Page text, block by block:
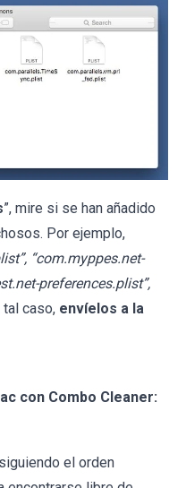
”, mire si se han añadido
Por ejemplo,
“com.myppes.net-
preferences.plist”,
tal caso, envíelos a la
con Combo Cleaner:
el orden